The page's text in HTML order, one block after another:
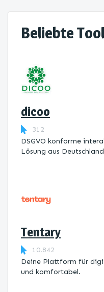
Beliebte
dicoo
312
DSGVO konforme
Lösung aus Deutschland
Tentary
10.842
Deine Plattform für
und komfortabel.